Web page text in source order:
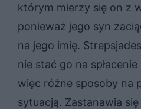
którym mierzy się on z
ponieważ jego syn
na jego imię.
nie stać go na
więc różne sposoby na
sytuacją. Zastanawia